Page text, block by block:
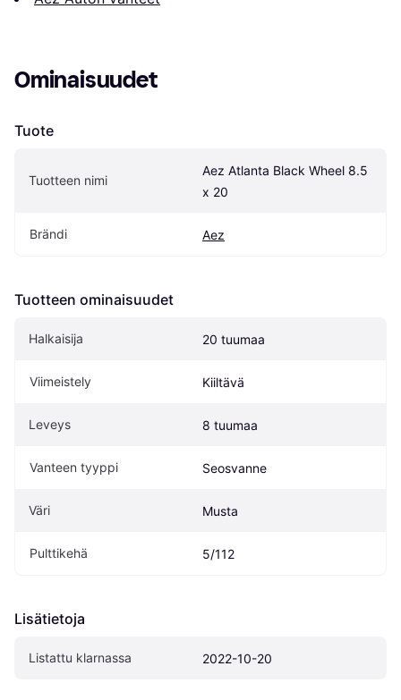
Ominaisuudet
Tuote
Tuotteen nimi
Aez Atlanta Black Wheel 8.5
x 20
Brändi Aez
Tuotteen ominaisuudet
Halkaisija 20 tuumaa
Viimeistely Kiiltävä
Leveys 8 tuumaa
Vanteen tyyppi Seosvanne
Väri Musta
Pulttikehä 5/112
Lisätietoja
Listattu klarnassa 2022-10-20